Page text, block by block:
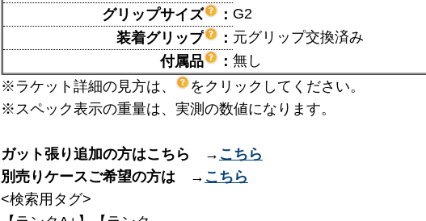
グリップサイズ
： G2
装着グリップ
： 元グリップ交換済み
付属品
： 無し
※ラケット詳細の見方は、
をクリックしてください。
※スペック表示の重量は、実測の数値になります。
ガット張り追加の方はこちら → こちら
別売りケースご希望の方は → こちら
<検索用タグ>